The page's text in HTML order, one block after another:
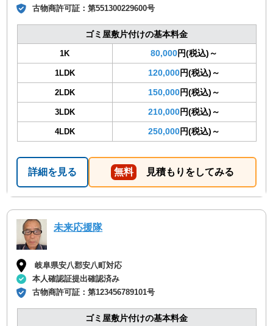
古物商許可証：第551300229600号
ゴミ屋敷片付けの基本料金
1K 80,000円(税込)～
1LDK 120,000円(税込)～
2LDK 150,000円(税込)～
3LDK 210,000円(税込)～
4LDK 250,000円(税込)～
詳細を見る 無料 見積もりをしてみる
未来応援隊
岐阜県安八郡安八町対応
本人確認証提出確認済み
古物商許可証：第123456789101号
ゴミ屋敷片付けの基本料金